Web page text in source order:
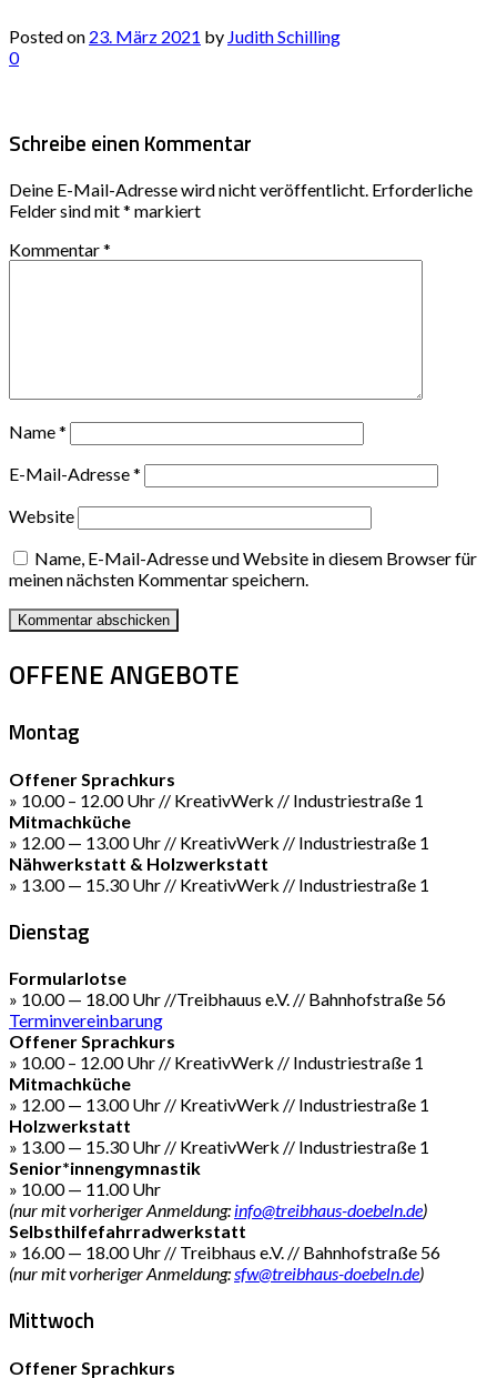
Posted on 23. März 2021 by Judith Schilling
0
Schreibe einen Kommentar
Deine E-Mail-Adresse wird nicht veröffentlicht. Erforderliche
Felder sind mit* markiert
Kommentar*
Name*
E-Mail-Adresse*
Website
Name, E-Mail-Adresse und Website in diesem Browser für
meinen nächsten Kommentar speichern.
OFFENE ANGEBOTE
Montag
Offener Sprachkurs
» 10.00 – 12.00 Uhr // KreativWerk // Industriestraße 1
Mitmachküche
» 12.00 — 13.00 Uhr // KreativWerk // Industriestraße 1
Nähwerkstatt & Holzwerkstatt
» 13.00 — 15.30 Uhr // KreativWerk // Industriestraße 1
Dienstag
Formularlotse
» 10.00 — 18.00 Uhr //Treibhauus e.V. // Bahnhofstraße 56
Terminvereinbarung
Offener Sprachkurs
» 10.00 – 12.00 Uhr // KreativWerk // Industriestraße 1
Mitmachküche
» 12.00 — 13.00 Uhr // KreativWerk // Industriestraße 1
Holzwerkstatt
» 13.00 — 15.30 Uhr // KreativWerk // Industriestraße 1
Senior*innengymnastik
» 10.00 — 11.00 Uhr
(nur mit vorheriger Anmeldung: info@treibhaus-doebeln.de)
Selbsthilfefahrradwerkstatt
» 16.00 — 18.00 Uhr // Treibhaus e.V. // Bahnhofstraße 56
(nur mit vorheriger Anmeldung:sfw@treibhaus-doebeln.de)
Mittwoch
Offener Sprachkurs